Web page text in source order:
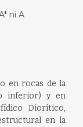
ni A
en rocas de la
inferior) y en
Diorítico,
en la